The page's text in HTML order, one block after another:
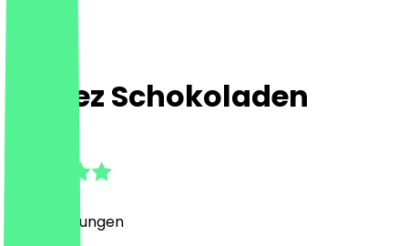
Cortez Schokoladen
Bewertungen